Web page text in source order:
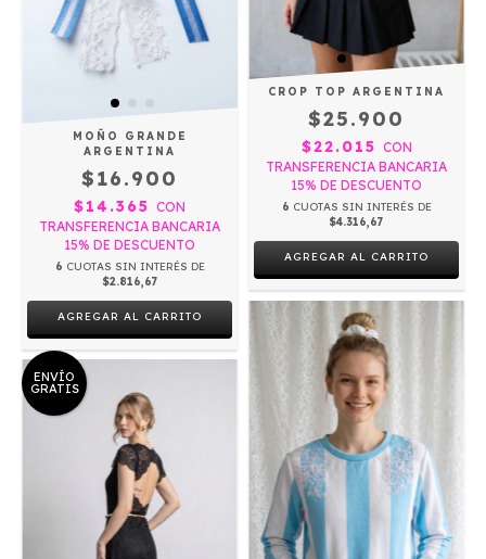
MOÑO GRANDE
ARGENTINA
$16.900
$14.365 CON
TRANSFERENCIA BANCARIA
15% DE DESCUENTO
6 CUOTAS SIN INTERÉS DE
$2.816,67
CROP TOP ARGENTINA
$25.900
$22.015 CON
TRANSFERENCIA BANCARIA
15% DE DESCUENTO
6 CUOTAS SIN INTERÉS DE
$4.316,67
AGREGAR AL CARRITO
ENVÍO
GRATIS